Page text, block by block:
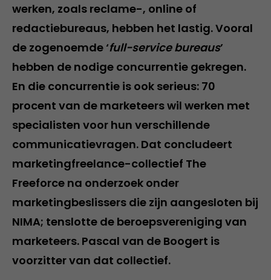
werken, zoals reclame-, online of
redactiebureaus, hebben het lastig. Vooral
de zogenoemde ‘full-service bureaus’
hebben de nodige concurrentie gekregen.
En die concurrentie is ook serieus: 70
procent van de marketeers wil werken met
specialisten voor hun verschillende
communicatievragen. Dat concludeert
marketingfreelance-collectief The
Freeforce na onderzoek onder
marketingbeslissers die zijn aangesloten bij
NIMA; tenslotte de beroepsvereniging van
marketeers. Pascal van de Boogert is
voorzitter van dat collectief.